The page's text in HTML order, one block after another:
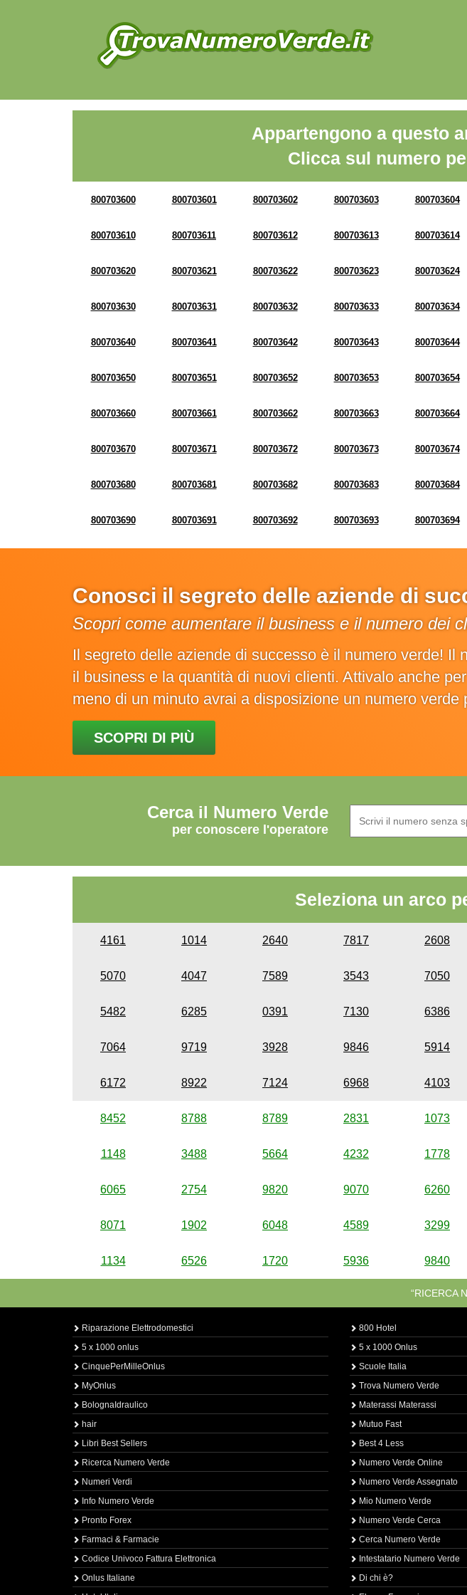
Appartengono a questo
Clicca sul numero
800703600 800703601 800703602 800703603 800703604
800703610 800703611 800703612 800703613 800703614
800703620 800703621 800703622 800703623 800703624
800703630 800703631 800703632 800703633 800703634
800703640 800703641 800703642 800703643 800703644
800703650 800703651 800703652 800703653 800703654
800703660 800703661 800703662 800703663 800703664
800703670 800703671 800703672 800703673 800703674
800703680 800703681 800703682 800703683 800703684
800703690 800703691 800703692 800703693 800703694
Conosci il segreto delle aziende di
Scopri come aumentare il business e il numero dei
Il segreto delle aziende di successo è il numero verde!
il business e la quantità di nuovi clienti. Attivalo anche
meno di un minuto avrai a disposizione un numero verde
SCOPRI DI PIÙ
Cerca il Numero Verde
per conoscere l'operatore
Seleziona un arco
4161 1014 2640 7817 2608
5070 4047 7589 3543 7050
5482 6285 0391 7130 6386
7064 9719 3928 9846 5914
6172 8922 7124 6968 4103
8452 8788 8789 2831 1073
1148 3488 5664 4232 1778
6065 2754 9820 9070 6260
8071 1902 6048 4589 3299
1134 6526 1720 5936 9840
“RICERCA
Riparazione Elettrodomestici
5 x 1000 onlus
CinquePerMilleOnlus
MyOnlus
BolognaIdraulico
hair
Libri Best Sellers
Ricerca Numero Verde
Numeri Verdi
Info Numero Verde
Pronto Forex
Farmaci & Farmacie
Codice Univoco Fattura Elettronica
Onlus Italiane
800 Hotel
5 x 1000 Onlus
Scuole Italia
Trova Numero Verde
Materassi Materassi
Mutuo Fast
Best 4 Less
Numero Verde Online
Numero Verde Assegnato
Mio Numero Verde
Numero Verde Cerca
Cerca Numero Verde
Intestatario Numero Verde
Di chi è?